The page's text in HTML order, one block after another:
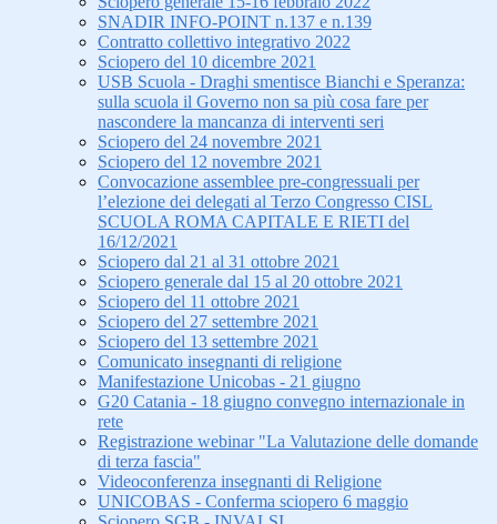
SNADIR INFO-POINT n.137 e n.139
Contratto collettivo integrativo 2022
Sciopero del 10 dicembre 2021
USB Scuola - Draghi smentisce Bianchi e Speranza:
sulla scuola il Governo non sa più cosa fare per
nascondere la mancanza di interventi seri
Sciopero del 24 novembre 2021
Sciopero del 12 novembre 2021
Convocazione assemblee pre-congressuali per
l’elezione dei delegati al Terzo Congresso CISL
SCUOLA ROMA CAPITALE E RIETI del
16/12/2021
Sciopero dal 21 al 31 ottobre 2021
Sciopero generale dal 15 al 20 ottobre 2021
Sciopero del 11 ottobre 2021
Sciopero del 27 settembre 2021
Sciopero del 13 settembre 2021
Comunicato insegnanti di religione
Manifestazione Unicobas - 21 giugno
G20 Catania - 18 giugno convegno internazionale in
rete
Registrazione webinar "La Valutazione delle domande
di terza fascia"
Videoconferenza insegnanti di Religione
UNICOBAS - Conferma sciopero 6 maggio